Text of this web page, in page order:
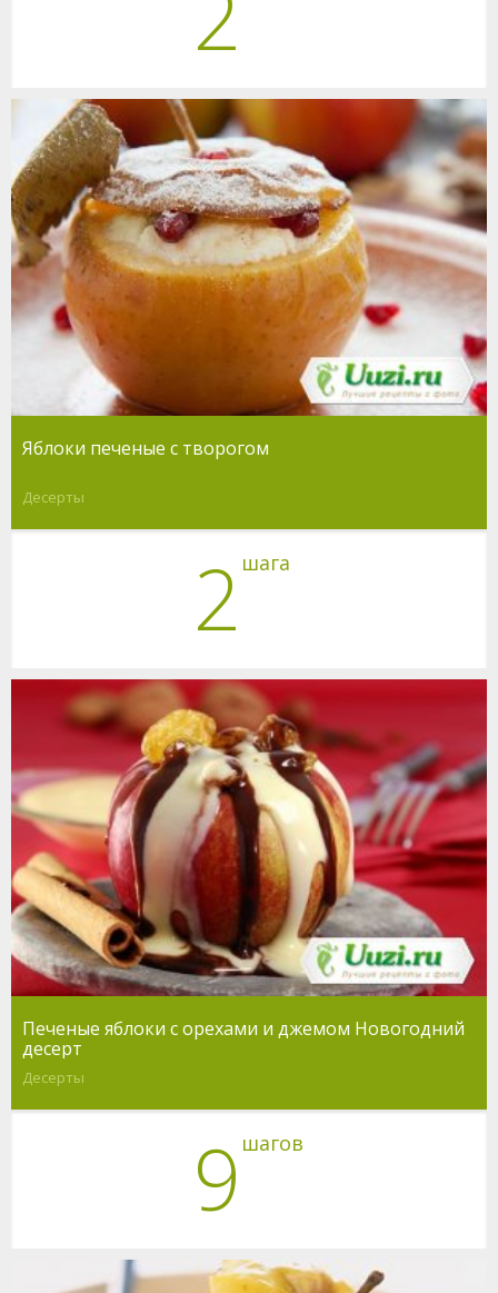
Яблоки печеные с творогом
Десерты
2 шага
Печеные яблоки с орехами и джемом Новогодний
десерт
Десерты
9 шагов